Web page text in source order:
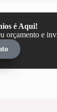
é Aqui!
orçamento e